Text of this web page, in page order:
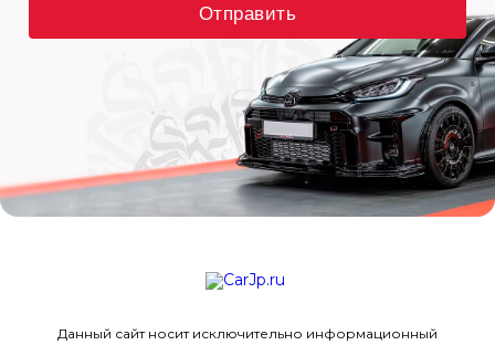
Отправить
Данный сайт носит исключительно информационный